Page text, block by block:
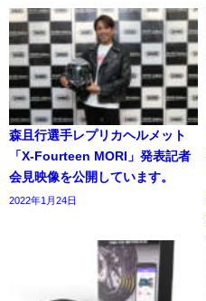
森且行選手レプリカヘルメット
「X-Fourteen MORI」発表記者
会見映像を公開しています。
2022年1月24日